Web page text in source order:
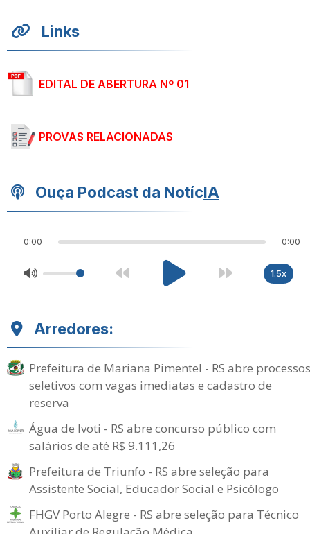
Links
EDITAL DE ABERTURA Nº 01
PROVAS RELACIONADAS
Ouça Podcast da NotícIA
0:00 0:00
1.5x
Arredores:
Prefeitura de Mariana Pimentel - RS abre processos
seletivos com vagas imediatas e cadastro de
reserva
Água de Ivoti - RS abre concurso público com
salários de até R$ 9.111,26
Prefeitura de Triunfo - RS abre seleção para
Assistente Social, Educador Social e Psicólogo
FHGV Porto Alegre - RS abre seleção para Técnico